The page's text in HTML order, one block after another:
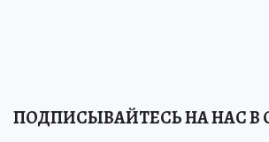
ПОДПИСЫВАЙТЕСЬ НА НАС В